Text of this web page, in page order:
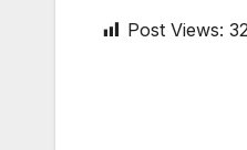
Post Views: